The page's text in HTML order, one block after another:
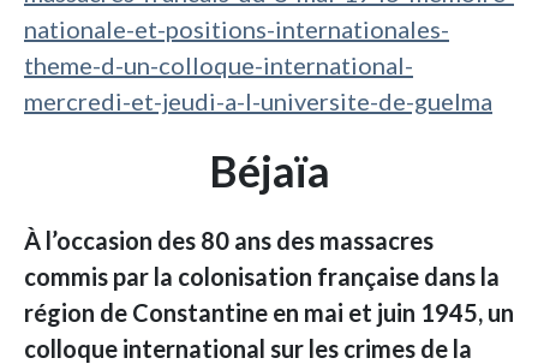
nationale-et-positions-internationales-
theme-d-un-colloque-international-
mercredi-et-jeudi-a-l-universite-de-guelma
Béjaïa
À l’occasion des 80 ans des massacres
commis par la colonisation française dans la
région de Constantine en mai et juin 1945, un
colloque international sur les crimes de la